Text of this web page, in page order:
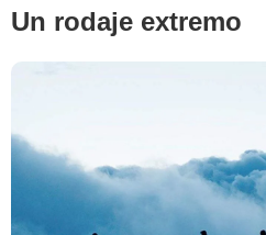
Un rodaje extremo